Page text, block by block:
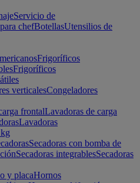
Servicio de
chefBotellasUtensilios de
Frigoríficos
Frigoríficos
verticalesCongeladores
frontalLavadoras de carga
Lavadoras
Secadoras con bomba de
Secadoras integrablesSecadoras
y placaHornos